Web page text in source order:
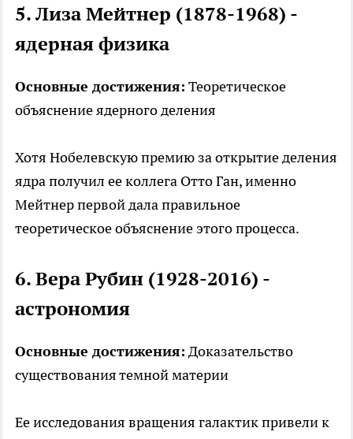
5. Лиза Мейтнер (1878-1968) -
ядерная физика
Основные достижения: Теоретическое
объяснение ядерного деления
Хотя Нобелевскую премию за открытие деления
ядра получил ее коллега Отто Ган, именно
Мейтнер первой дала правильное
теоретическое объяснение этого процесса.
6. Вера Рубин (1928-2016) -
астрономия
Основные достижения: Доказательство
существования темной материи
Ее исследования вращения галактик привели к